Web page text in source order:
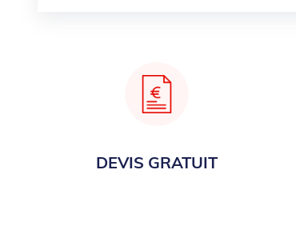
DEVIS GRATUIT